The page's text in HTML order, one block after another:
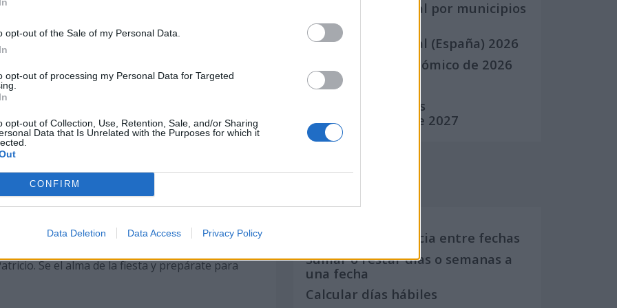
opt-out of the Sale of my Personal Data.
opt-out of processing my Personal Data for Targeted
opt-out of Collection, Use, Retention, Sale, and/or Sharing
Data that Is Unrelated with the Purposes for which it
CONFIRM
Data Deletion Data Access Privacy Policy
la festividad más importante de la cultura
Primavera en China o como el Año Nuevo
la Lengua Materna
de la Lengua Materna, porque las
se puede permitir que desaparezcan.
Blanco, una fecha promovida por la industria
que reciben regalos por parte de los
Se el alma de la fiesta y prepárate para
Calendario Laboral por municipios
(España)
Calendario Laboral (España) 2026
Calendario Astronómico de 2026
Calendario Lunar
Calendario de Días
Internacionales de 2027
Calcula la diferencia entre fechas
Sumar o restar días o semanas a
una fecha
Calcular días hábiles